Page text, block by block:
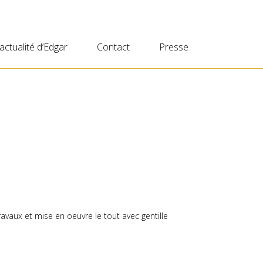
d’Edgar Contact Presse
et mise en oeuvre le tout avec gentille